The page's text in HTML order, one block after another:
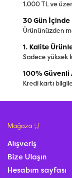
1.000 TL ve
30 Gün İçinde
Ürününüzden
1. Kalite
Sadece yüksek
100% Güvenli
Kredi kartı
Mağaza 🛒
Alışveriş
Bize Ulaşın
Hesabım sayfası